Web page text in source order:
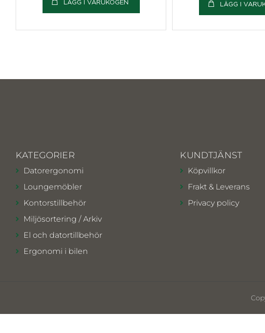
LÄGG I VARUKOGEN LÄGG I
KATEGORIER
Datorergonomi
Loungemöbler
Kontorstillbehör
Miljösortering / Arkiv
El och datortillbehör
Ergonomi i bilen
KUNDTJÄNST
Köpvillkor
Frakt & Leverans
Privacy policy